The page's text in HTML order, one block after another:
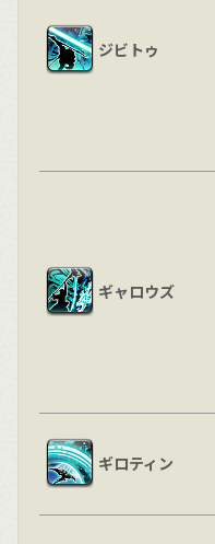
ジビトゥ
ギャロウズ
ギロティン